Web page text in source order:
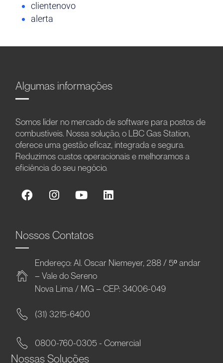
clientenovo
alerta
Algumas informações
Somos líder no mercado de software para postos de
combustíveis. Nossa solução, o LBC Gas Station,
oferece uma gestão eficaz, integrada e segura.
Reduzimos custos operacionais e melhoramos a
eficiência do seu negócio.
Nossos Contatos
Endereço: Al. Oscar Niemeyer, 288 / 5º andar
– Vale do Sereno
Nova Lima / MG – CEP: 34006-049
(31) 3215-6400
0800-760-0305 - Comercial
Nossas Soluções